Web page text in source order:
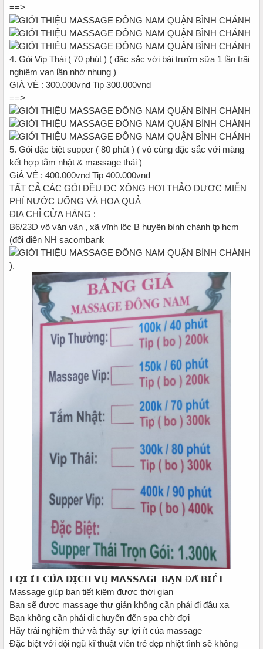
==>
4. Gói Vip Thái ( 70 phút ) ( đặc sắc với bài trườn sữa 1 lần trãi
nghiệm vạn lần nhớ nhung )
GIÁ VÉ : 300.000vnd Tip 300.000vnd
==>
5. Gói đặc biệt supper ( 80 phút ) ( vô cùng đặc sắc với màng
kết hợp tắm nhật & massage thái )
GiÁ VÉ : 400.000vnđ Tip 400.000vnd
TẤT CẢ CÁC GÓI ĐỀU DC XÔNG HƠI THẢO DƯỢC MIỄN
PHÍ NƯỚC UỐNG VÀ HOA QUẢ
ĐỊA CHỈ CỬA HÀNG :
B6/23D võ văn vân , xã vĩnh lộc B huyện bình chánh tp hcm
(đối diện NH sacombank
).
𝗟𝗢̛̣𝗜 𝗜́𝗧 𝗖𝗨̉𝗔 𝗗𝗜̣𝗖𝗛 𝗩𝗨̣ 𝗠𝗔𝗦𝗦𝗔𝗚𝗘 𝗕𝗔̣𝗡 Đ𝗔̃ 𝗕𝗜𝗘̂́𝗧
Massage giúp bạn tiết kiệm được thời gian
Bạn sẽ được massage thư giản không cần phải đi đâu xa
Bạn không cần phải di chuyển đến spa chờ đợi
Hãy trải nghiệm thử và thấy sự lợi ít của massage
Đặc biệt với đội ngũ kĩ thuật viên trẻ đẹp nhiệt tình sẽ không